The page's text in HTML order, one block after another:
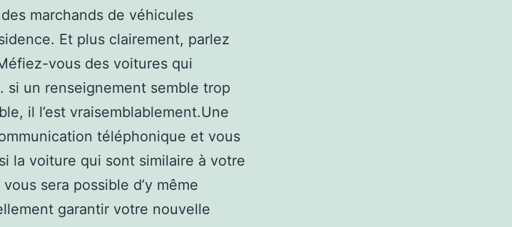
marchands de véhicules
Et plus clairement, parlez
vous des voitures qui
si un renseignement semble trop
il l’est vraisemblablement.Une
téléphonique et vous
la voiture qui sont similaire à votre
sera possible d’y même
garantir votre nouvelle